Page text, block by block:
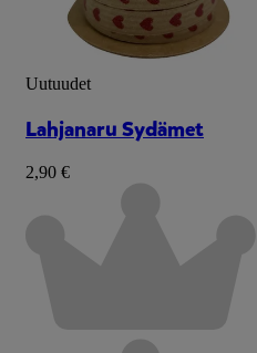
Uutuudet
Lahjanaru Sydämet
2,90 €